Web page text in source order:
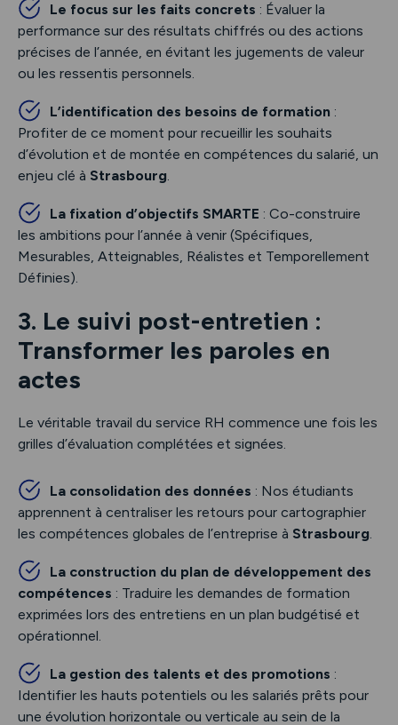
Le focus sur les faits concrets : Évaluer la
performance sur des résultats chiffrés ou des actions
précises de l’année, en évitant les jugements de valeur
ou les ressentis personnels.
L’identification des besoins de formation :
Profiter de ce moment pour recueillir les souhaits
d’évolution et de montée en compétences du salarié, un
enjeu clé à Strasbourg.
La fixation d’objectifs SMARTE : Co-construire
les ambitions pour l’année à venir (Spécifiques,
Mesurables, Atteignables, Réalistes et Temporellement
Définies).
3. Le suivi post-entretien :
Transformer les paroles en
actes
Le véritable travail du service RH commence une fois les
grilles d’évaluation complétées et signées.
La consolidation des données : Nos étudiants
apprennent à centraliser les retours pour cartographier
les compétences globales de l’entreprise à Strasbourg.
La construction du plan de développement des
compétences : Traduire les demandes de formation
exprimées lors des entretiens en un plan budgétisé et
opérationnel.
La gestion des talents et des promotions :
Identifier les hauts potentiels ou les salariés prêts pour
une évolution horizontale ou verticale au sein de la